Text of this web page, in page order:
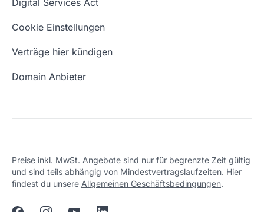
Cookie Einstellungen
Verträge hier kündigen
Domain Anbieter
Preise inkl. MwSt. Angebote sind nur für begrenzte Zeit gültig
und sind teils abhängig von Mindestvertragslaufzeiten. Hier
findest du unsere Allgemeinen Geschäftsbedingungen.